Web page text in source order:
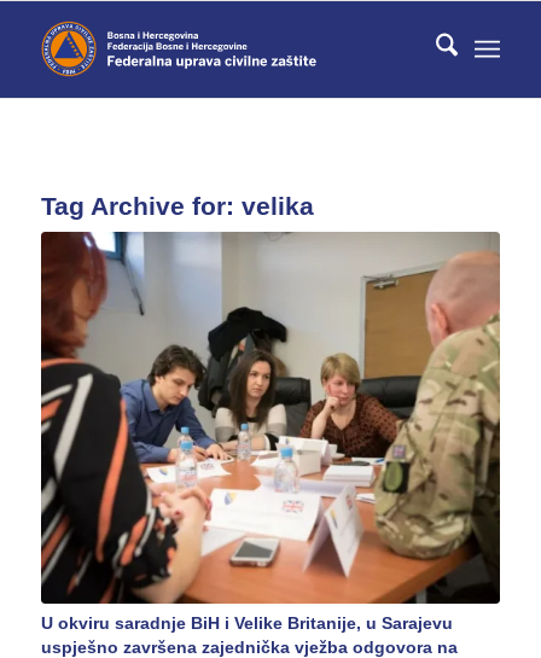
Tag Archive for: velika
U okviru saradnje BiH i Velike Britanije, u Sarajevu
uspješno završena zajednička vježba odgovora na